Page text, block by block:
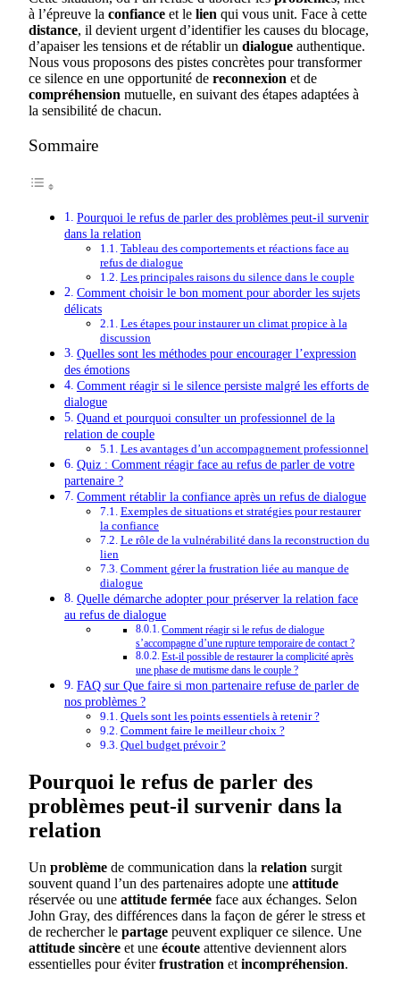
à l’épreuve la confiance et le lien qui vous unit. Face à cette
distance, il devient urgent d’identifier les causes du blocage,
d’apaiser les tensions et de rétablir un dialogue authentique.
Nous vous proposons des pistes concrètes pour transformer
ce silence en une opportunité de reconnexion et de
compréhension mutuelle, en suivant des étapes adaptées à
la sensibilité de chacun.
Sommaire
Pourquoi le refus de parler des problèmes peut-il survenir
dans la relation
Tableau des comportements et réactions face au
refus de dialogue
Les principales raisons du silence dans le couple
Comment choisir le bon moment pour aborder les sujets
délicats
Les étapes pour instaurer un climat propice à la
discussion
Quelles sont les méthodes pour encourager l’expression
des émotions
Comment réagir si le silence persiste malgré les efforts de
dialogue
Quand et pourquoi consulter un professionnel de la
relation de couple
Les avantages d’un accompagnement professionnel
Quiz : Comment réagir face au refus de parler de votre
partenaire ?
Comment rétablir la confiance après un refus de dialogue
Exemples de situations et stratégies pour restaurer
la confiance
Le rôle de la vulnérabilité dans la reconstruction du
lien
Comment gérer la frustration liée au manque de
dialogue
Quelle démarche adopter pour préserver la relation face
au refus de dialogue
Comment réagir si le refus de dialogue
s’accompagne d’une rupture temporaire de contact ?
Est-il possible de restaurer la complicité après
une phase de mutisme dans le couple ?
FAQ sur Que faire si mon partenaire refuse de parler de
nos problèmes ?
Quels sont les points essentiels à retenir ?
Comment faire le meilleur choix ?
Quel budget prévoir ?
Pourquoi le refus de parler des
problèmes peut-il survenir dans la
relation
Un problème de communication dans la relation surgit
souvent quand l’un des partenaires adopte une attitude
réservée ou une attitude fermée face aux échanges. Selon
John Gray, des différences dans la façon de gérer le stress et
de rechercher le partage peuvent expliquer ce silence. Une
attitude sincère et une écoute attentive deviennent alors
essentielles pour éviterfrustration etincompréhension.